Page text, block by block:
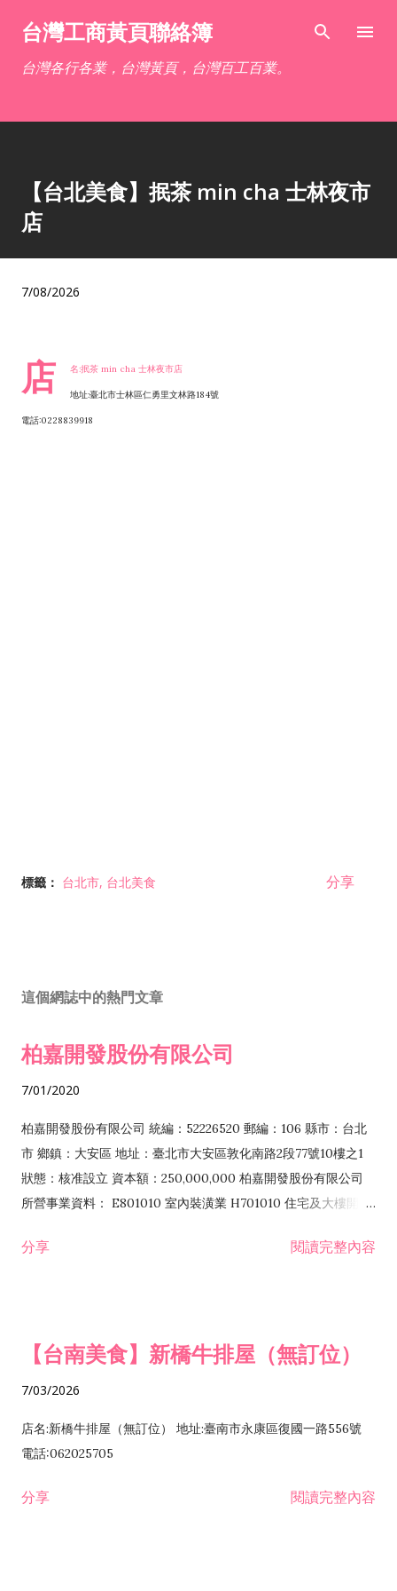
跳到主要內容
台灣工商黃頁聯絡簿
台灣各行各業，台灣黃頁，台灣百工百業。
【台北美食】抿茶 min cha 士林夜市
店
7/08/2026
店 名:抿茶 min cha 士林夜市店
地址:臺北市士林區仁勇里文林路184號
電話:0228839918
標籤： 台北市 台北美食 分享
這個網誌中的熱門文章
柏嘉開發股份有限公司
7/01/2020
柏嘉開發股份有限公司 統編：52226520 郵編：106 縣市：台北
市 鄉鎮：大安區 地址：臺北市大安區敦化南路2段77號10樓之1
狀態：核准設立 資本額：250,000,000 柏嘉開發股份有限公司
所營事業資料： E801010 室內裝潢業 H701010 住宅及大樓開發
發業 H703090 不動產買賣業 H703100 不動產租賃業 I503010
分享 閱讀完整內容
【台南美食】新橋牛排屋（無訂位）
7/03/2026
店名:新橋牛排屋（無訂位） 地址:臺南市永康區復國一路556號
電話:062025705
分享 閱讀完整內容